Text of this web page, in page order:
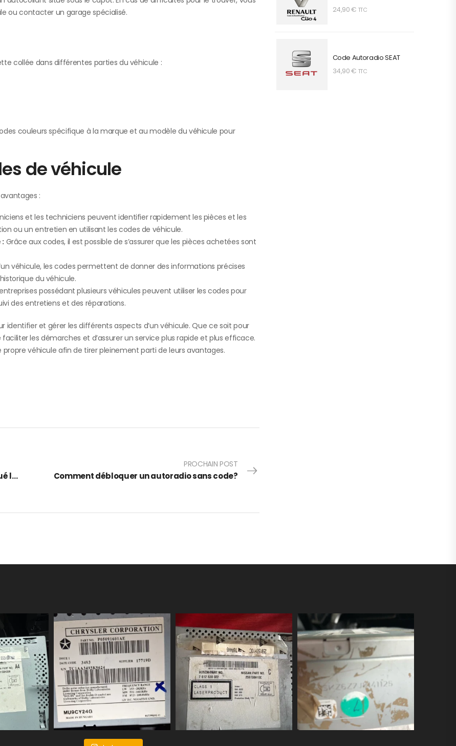
ou contacter un garage spécialisé.
collée dans différentes parties du véhicule :
couleurs spécifique à la marque et au modèle du véhicule pour
de véhicule
:
et les techniciens peuvent identifier rapidement les pièces et les
ou un entretien en utilisant les codes de véhicule.
:Grâce aux codes, il est possible de s’assurer que les pièces achetées sont
véhicule, les codes permettent de donner des informations précises
du véhicule.
possédant plusieurs véhicules peuvent utiliser les codes pour
des entretiens et des réparations.
identifier et gérer les différents aspects d’un véhicule. Que ce soit pour
les démarches et d’assurer un service plus rapide et plus efficace.
propre véhicule afin de tirer pleinement parti de leurs avantages.
Témoignages de personnes ayant débloqué leur autoradio
PROCHAIN POST
Comment débloquer un autoradio sans code?
24,90€ TTC
Code Autoradio SEAT
34,90€ TTC